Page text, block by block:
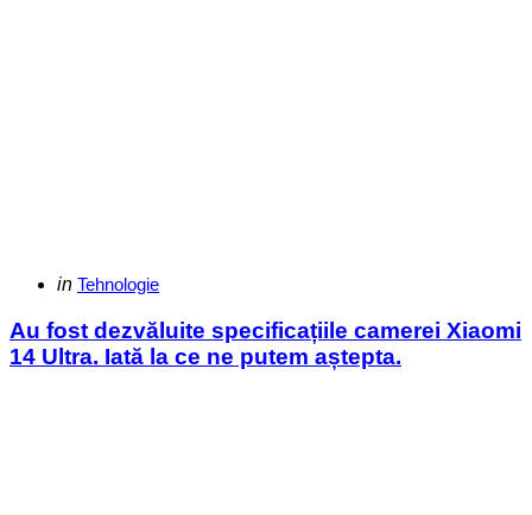
Categories
Posted
in Tehnologie
Au fost dezvăluite specificațiile camerei Xiaomi
14 Ultra. Iată la ce ne putem aștepta.